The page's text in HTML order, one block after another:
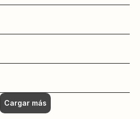
Cargar más